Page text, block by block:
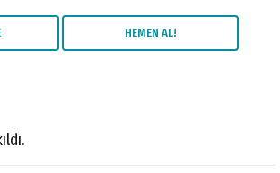
HEMEN AL!